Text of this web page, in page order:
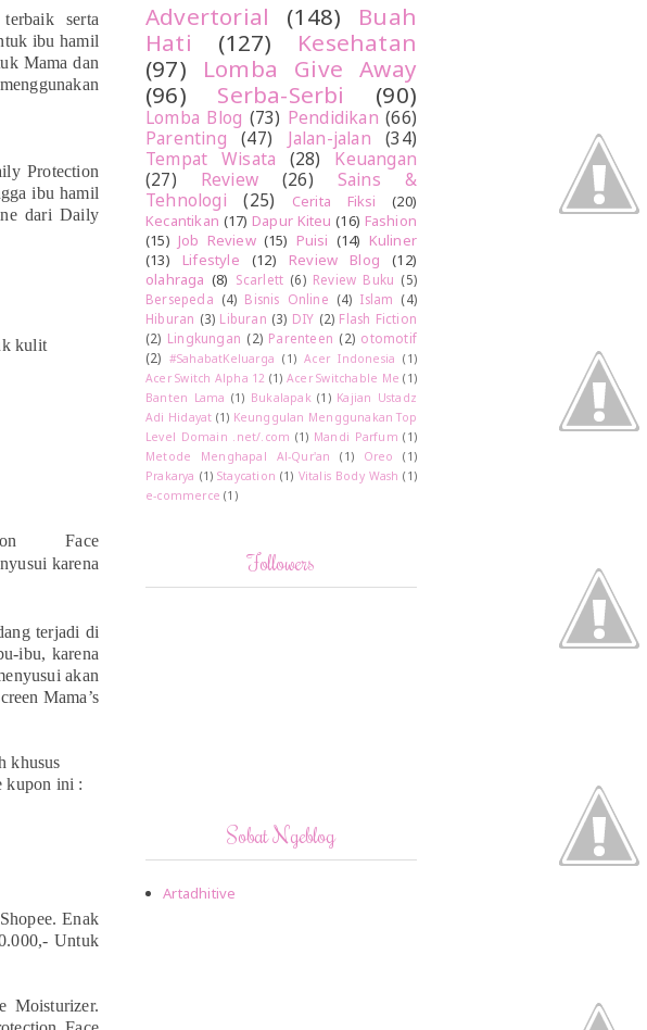
serta
ibu hamil
Mama dan
Protection
ibu hamil
dari Daily
kulit
Face
karena
terjadi di
ibu, karena
akan
Mama’s
khusus
kupon ini :
Enak
Untuk
Moisturizer.
Advertorial (148)
Buah
Hati
(127)
Kesehatan
(97)
Lomba Give Away
(96)
Serba-Serbi (90)
Lomba Blog (73) Pendidikan (66)
Parenting
(47) Jalan-jalan
(34)
Tempat Wisata
(28)
Keuangan
(27)
Review (26)
Sains &
Tehnologi
(25) Cerita Fiksi
(20)
Kecantikan (17) Dapur Kiteu (16) Fashion
(15) Job Review (15) Puisi (14) Kuliner
(13)
Lifestyle (12) Review Blog
(12)
olahraga (8) Scarlett (6) Review Buku (5)
Bersepeda (4) Bisnis Online (4) Islam (4)
Hiburan (3) Liburan (3) DIY (2) Flash Fiction
(2) Lingkungan (2) Parenteen (2) otomotif
(2) #SahabatKeluarga (1) Acer Indonesia
(1)
Acer Switch Alpha 12 (1) Acer Switchable Me (1)
Banten Lama (1) Bukalapak (1) Kajian Ustadz
Adi Hidayat (1) Keunggulan Menggunakan Top
Level Domain .net/.com (1) Mandi Parfum (1)
Metode Menghapal Al-Qur'an
(1) Oreo
(1)
Prakarya (1) Staycation (1) Vitalis Body Wash (1)
e-commerce (1)
Followers
Sobat Ngeblog
Artadhitive